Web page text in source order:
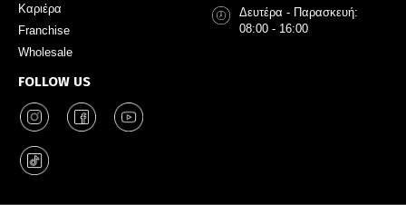
Καριέρα
Franchise
Wholesale
FOLLOW US
Δευτέρα - Παρασκευή:
08:00 - 16:00